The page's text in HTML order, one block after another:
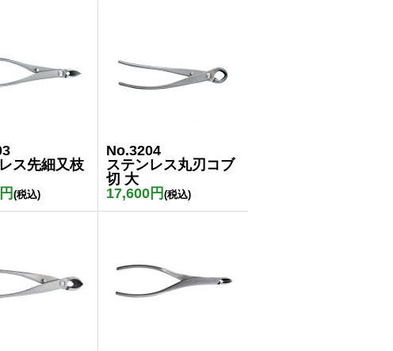
ス先細又枝
(税込)
No.3204
ステンレス丸刃コブ
切 大
17,600円 (税込)